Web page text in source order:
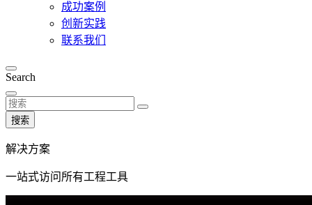
成功案例
创新实践
联系我们
Search
搜索
解决方案
一站式访问所有工程工具